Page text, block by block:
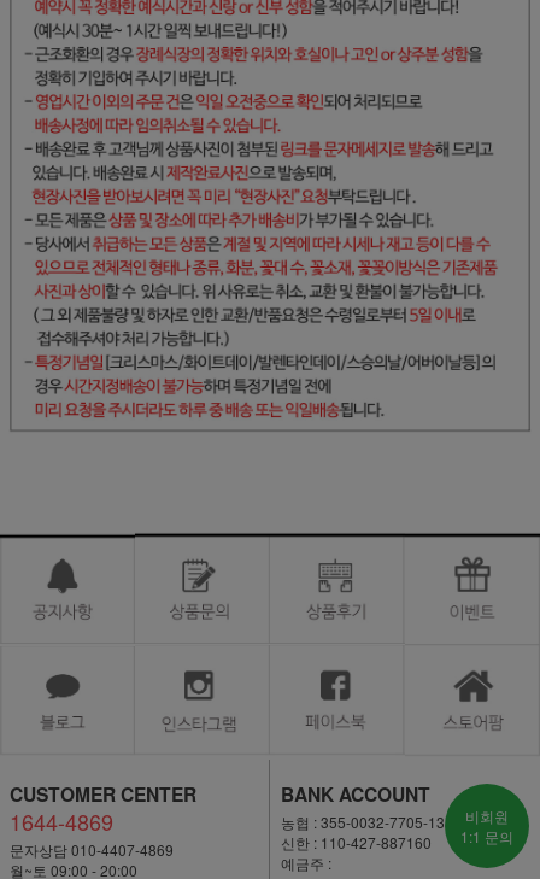
CUSTOMER CENTER
1644-4869
문자상담 010-4407-4869
월~토 09:00 - 20:00
BANK ACCOUNT
농협 : 355-0032-7705-13
신한 : 110-427-887160
예금주 :
비회원
1:1 문의